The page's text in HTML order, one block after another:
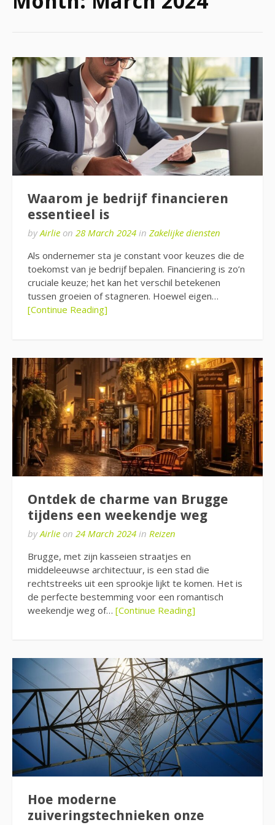
Waarom je bedrijf financieren
essentieel is
byAirlie on 28 March 2024 in Zakelijke diensten
Als ondernemer sta je constant voor keuzes die de
toekomst van je bedrijf bepalen. Financiering is zo’n
cruciale keuze; het kan het verschil betekenen
tussen groeien of stagneren. Hoewel eigen…
[Continue Reading]
Ontdek de charme van Brugge
tijdens een weekendje weg
byAirlie on 24 March 2024 in Reizen
Brugge, met zijn kasseien straatjes en
middeleeuwse architectuur, is een stad die
rechtstreeks uit een sprookje lijkt te komen. Het is
de perfecte bestemming voor een romantisch
weekendje weg of… [Continue Reading]
Hoe moderne
zuiveringstechnieken onze